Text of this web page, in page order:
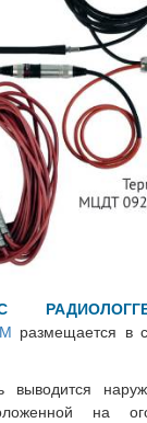
размещается в
выводится
на